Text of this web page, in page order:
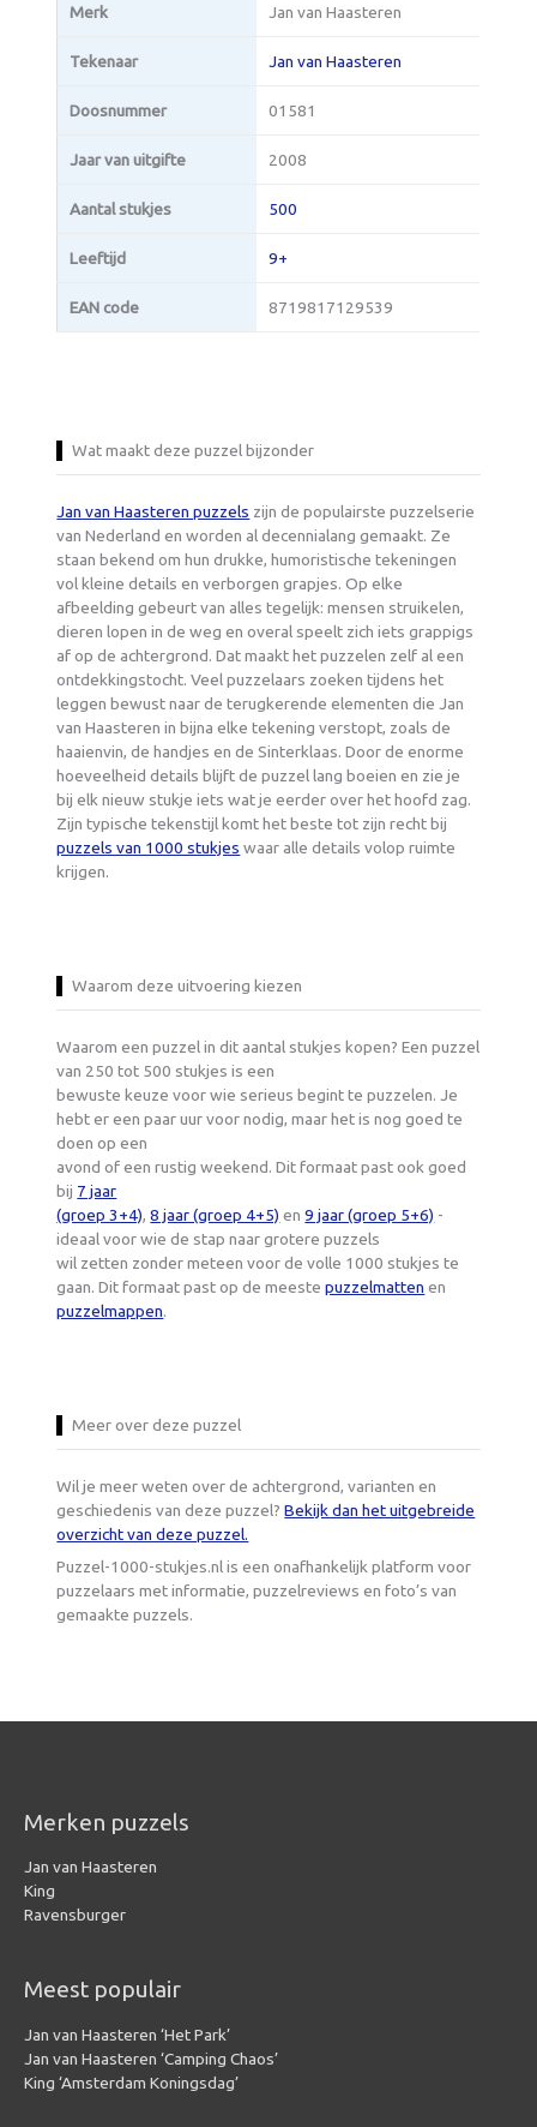
Merk Jan van Haasteren
Tekenaar Jan van Haasteren
Doosnummer 01581
Jaar van uitgifte 2008
Aantal stukjes 500
Leeftijd 9+
EAN code 8719817129539
Wat maakt deze puzzel bijzonder
Jan van Haasteren puzzels zijn de populairste puzzelserie
van Nederland en worden al decennialang gemaakt. Ze
staan bekend om hun drukke, humoristische tekeningen
vol kleine details en verborgen grapjes. Op elke
afbeelding gebeurt van alles tegelijk: mensen struikelen,
dieren lopen in de weg en overal speelt zich iets grappigs
af op de achtergrond. Dat maakt het puzzelen zelf al een
ontdekkingstocht. Veel puzzelaars zoeken tijdens het
leggen bewust naar de terugkerende elementen die Jan
van Haasteren in bijna elke tekening verstopt, zoals de
haaienvin, de handjes en de Sinterklaas. Door de enorme
hoeveelheid details blijft de puzzel lang boeien en zie je
bij elk nieuw stukje iets wat je eerder over het hoofd zag.
Zijn typische tekenstijl komt het beste tot zijn recht bij
puzzels van 1000 stukjes waar alle details volop ruimte
krijgen.
Waarom deze uitvoering kiezen
Waarom een puzzel in dit aantal stukjes kopen? Een puzzel
van 250 tot 500 stukjes is een
bewuste keuze voor wie serieus begint te puzzelen. Je
hebt er een paar uur voor nodig, maar het is nog goed te
doen op een
avond of een rustig weekend. Dit formaat past ook goed
bij 7 jaar
(groep 3+4),8 jaar (groep 4+5) en9 jaar (groep 5+6) -
ideaal voor wie de stap naar grotere puzzels
wil zetten zonder meteen voor de volle 1000 stukjes te
gaan. Dit formaat past op de meestepuzzelmatten en
puzzelmappen.
Meer over deze puzzel
Wil je meer weten over de achtergrond, varianten en
geschiedenis van deze puzzel?Bekijk dan het uitgebreide
overzicht van deze puzzel.
Puzzel-1000-stukjes.nl is een onafhankelijk platform voor
puzzelaars met informatie, puzzelreviews en foto’s van
gemaakte puzzels.
Merken puzzels
Jan van Haasteren
King
Ravensburger
Meest populair
Jan van Haasteren ‘Het Park’
Jan van Haasteren ‘Camping Chaos’
King ‘Amsterdam Koningsdag’